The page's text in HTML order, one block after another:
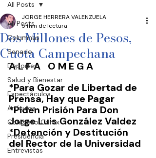
All Posts
Columnas
Senado
Deportes
Salud y Bienestar
Espectáculos
Artículos
Congreso Cdmx
Presidencia
Entrevistas
All Posts
Dos Millones de Pesos,
Cuota Campechana
JORGE HERRERA VALENZUELA
5 min de lectura
A L F A   O M E G A
*Para Gozar de Libertad de
Prensa, Hay que Pagar
*Piden Prisión Para Don
Jorge Luis González Valdez
*Detención y Destitución
del Rector de la Universidad